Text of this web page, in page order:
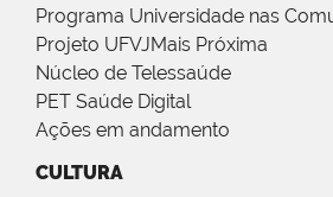
Programa Universidade nas
Projeto UFVJMais Próxima
Núcleo de Telessaúde
PET Saúde Digital
Ações em andamento
CULTURA